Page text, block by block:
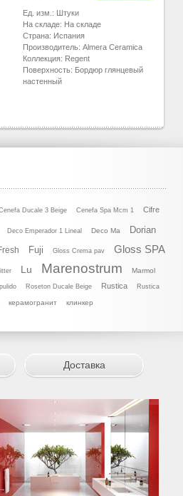
Ед. изм.: Штуки
На складе: На складе
Страна: Испания
Производитель: Almera Ceramica
Коллекция: Regent
Поверхность: Бордюр глянцевый
настенный
Ducale 3 Beige Cenefa Spa Mcm 1 Cifre
Deco Emperador 1 Lineal Deco Ma Dorian
Fuji Gloss Crema pav
Gloss SPA
Lu Marenostrum
Marmol
Roseton Ducale Beige Rustica Rustica
керамогранит клинкер
Доставка